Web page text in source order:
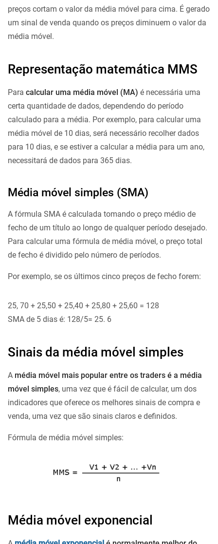
preços cortam o valor da média móvel para cima. É gerado
um sinal de venda quando os preços diminuem o valor da
média móvel.
Representação matemática MMS
Para calcular uma média móvel (MA) é necessária uma
certa quantidade de dados, dependendo do período
calculado para a média. Por exemplo, para calcular uma
média móvel de 10 dias, será necessário recolher dados
para 10 dias, e se estiver a calcular a média para um ano,
necessitará de dados para 365 dias.
Média móvel simples (SMA)
A fórmula SMA é calculada tomando o preço médio de
fecho de um título ao longo de qualquer período desejado.
Para calcular uma fórmula de média móvel, o preço total
de fecho é dividido pelo número de períodos.
Por exemplo, se os últimos cinco preços de fecho forem:
25, 70 + 25,50 + 25,40 + 25,80 + 25,60 = 128
SMA de 5 dias é: 128/5= 25. 6
Sinais da média móvel simples
A média móvel mais popular entre os traders é a média
móvel simples, uma vez que é fácil de calcular, um dos
indicadores que oferece os melhores sinais de compra e
venda, uma vez que são sinais claros e definidos.
Fórmula de média móvel simples:
Média móvel exponencial